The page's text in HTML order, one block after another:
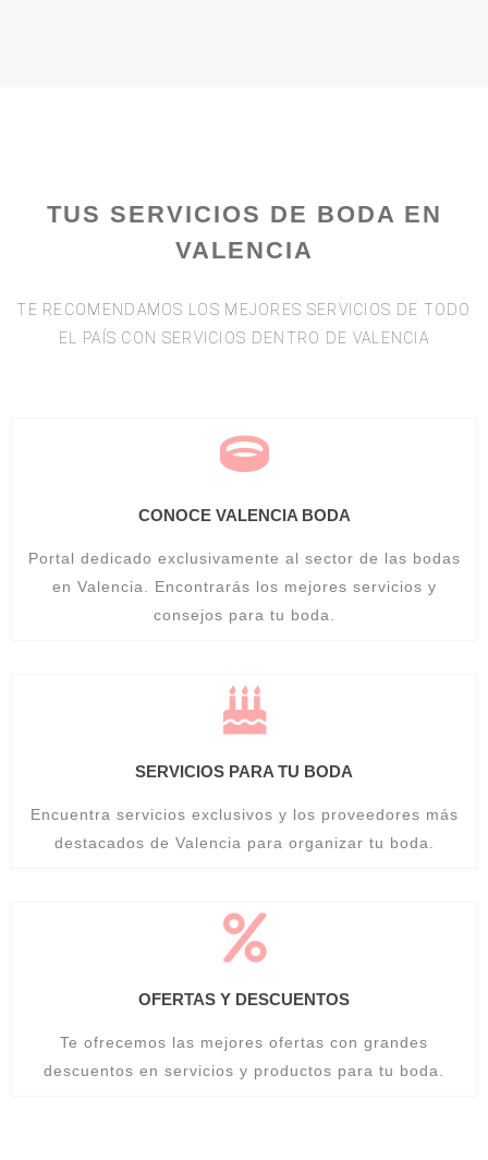
TUS SERVICIOS DE BODA EN
VALENCIA
TE RECOMENDAMOS LOS MEJORES SERVICIOS DE TODO
EL PAÍS CON SERVICIOS DENTRO DE VALENCIA
CONOCE VALENCIA BODA
Portal dedicado exclusivamente al sector de las bodas
en Valencia. Encontrarás los mejores servicios y
consejos para tu boda.
SERVICIOS PARA TU BODA
Encuentra servicios exclusivos y los proveedores más
destacados de Valencia para organizar tu boda.
OFERTAS Y DESCUENTOS
Te ofrecemos las mejores ofertas con grandes
descuentos en servicios y productos para tu boda.